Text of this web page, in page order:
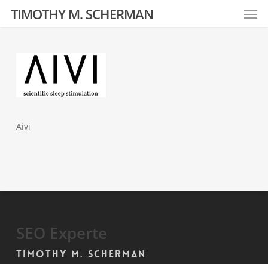
SkipTIMOTHY M. SCHERMAN
Aivi
SEO Experte
Timothy M. Scherman